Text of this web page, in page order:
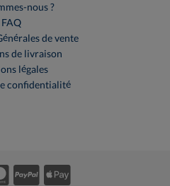
nous ?
FAQ
de vente
de livraison
légales
confidentialité